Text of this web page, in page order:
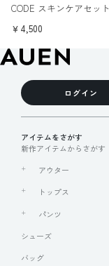
CODE スキンケアセット
￥4,500
ログイン
アイテムをさがす
新作アイテムからさがす
アウター
トップス
パンツ
シューズ
バッグ